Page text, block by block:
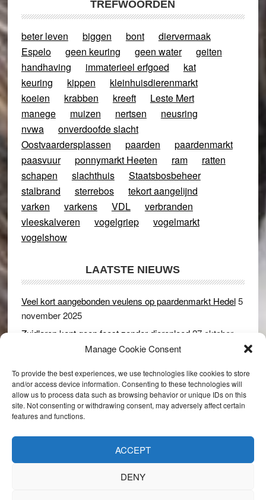
Manage Cookie Consent
To provide the best experiences, we use technologies like cookies to store
and/or access device information. Consenting to these technologies will
allow us to process data such as browsing behavior or unique IDs on this
site. Not consenting or withdrawing consent, may adversely affect certain
features and functions.
ACCEPT
DENY
TREFWOORDEN
beter leven biggen bont
diervermaak
Espelo
geen keuring geen water
geiten
handhaving
immaterieel erfgoed
kat
keuring
kippen
kleinhuisdierenmarkt
koeien
krabben kreeft
Leste Mert
manege
muizen nertsen
neusring
nvwa
onverdoofde slacht
Oostvaardersplassen
paarden
paardenmarkt
paasvuur
ponnymarkt Heeten ram
ratten
schapen
slachthuis
Staatsbosbeheer
stalbrand
sterrebos
tekort aangelijnd
varken
varkens VDL
verbranden
vleeskalveren
vogelgriep
vogelmarkt
vogelshow
LAATSTE NIEUWS
Veel kort aangebonden veulens op paardenmarkt Hedel5
november 2025
Zuidlaren kent geen feest zonder dierenleed27 oktober
Rijswijk (Gld) 2 december 2024
Dikbillen sieren de troon op schaamteloos Leste Merte in
Druten 8 november 2024